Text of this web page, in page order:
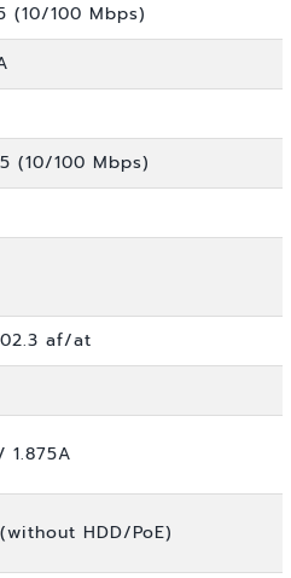
(10/100 Mbps)
(10/100 Mbps)
af/at
1.875A
HDD/PoE)